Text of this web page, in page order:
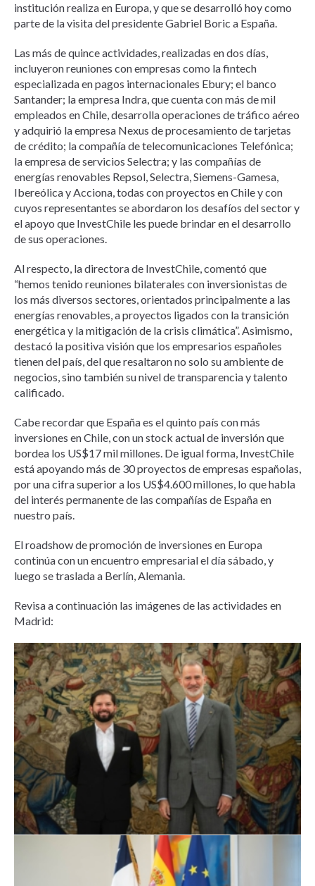
institución realiza en Europa, y que se desarrolló hoy como
parte de la visita del presidente Gabriel Boric a España.
Las más de quince actividades, realizadas en dos días,
incluyeron reuniones con empresas como la fintech
especializada en pagos internacionales Ebury; el banco
Santander; la empresa Indra, que cuenta con más de mil
empleados en Chile, desarrolla operaciones de tráfico aéreo
y adquirió la empresa Nexus de procesamiento de tarjetas
de crédito; la compañía de telecomunicaciones Telefónica;
la empresa de servicios Selectra; y las compañías de
energías renovables Repsol, Selectra, Siemens-Gamesa,
Ibereólica y Acciona, todas con proyectos en Chile y con
cuyos representantes se abordaron los desafíos del sector y
el apoyo que InvestChile les puede brindar en el desarrollo
de sus operaciones.
Al respecto, la directora de InvestChile, comentó que
“hemos tenido reuniones bilaterales con inversionistas de
los más diversos sectores, orientados principalmente a las
energías renovables, a proyectos ligados con la transición
energética y la mitigación de la crisis climática”. Asimismo,
destacó la positiva visión que los empresarios españoles
tienen del país, del que resaltaron no solo su ambiente de
negocios, sino también su nivel de transparencia y talento
calificado.
Cabe recordar que España es el quinto país con más
inversiones en Chile, con un stock actual de inversión que
bordea los US$17 mil millones. De igual forma, InvestChile
está apoyando más de 30 proyectos de empresas españolas,
por una cifra superior a los US$4.600 millones, lo que habla
del interés permanente de las compañías de España en
nuestro país.
El roadshow de promoción de inversiones en Europa
continúa con un encuentro empresarial el día sábado, y
luego se traslada a Berlín, Alemania.
Revisa a continuación las imágenes de las actividades en
Madrid: